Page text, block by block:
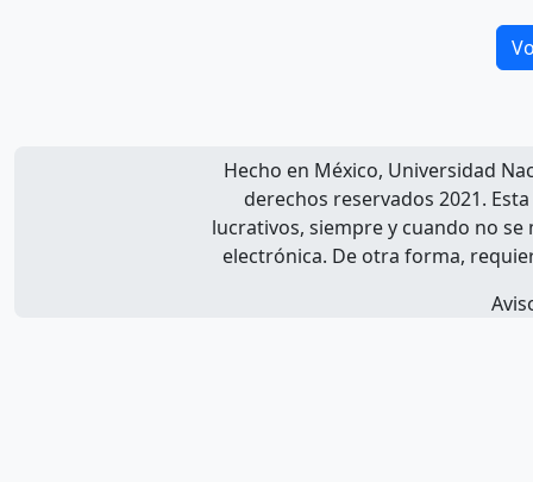
Hecho en México, Universidad
derechos reservados 2021.
lucrativos, siempre y cuando no
electrónica. De otra forma,